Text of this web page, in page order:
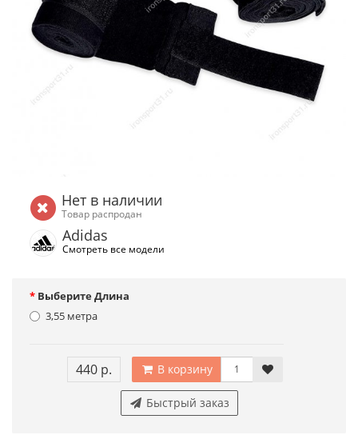
Нет в наличии
Товар распродан
Adidas
Смотреть все модели
Выберите Длина
3,55 метра
440 р. В корзину
Быстрый заказ